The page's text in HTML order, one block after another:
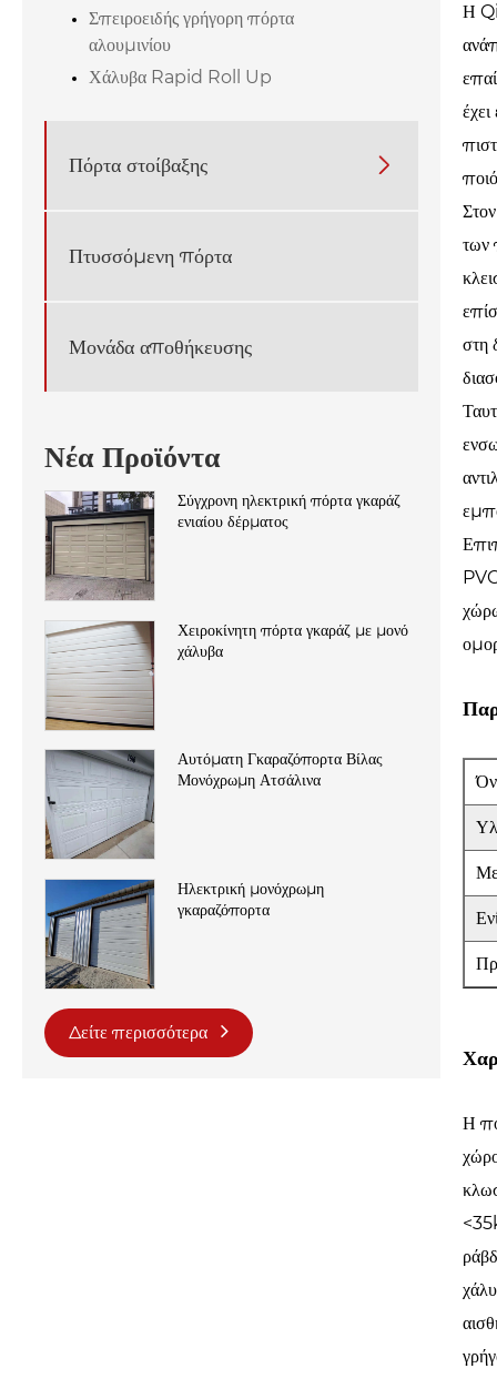
Σπειροειδής γρήγορη πόρτα
αλουμινίου
Χάλυβα Rapid Roll Up
Πόρτα στοίβαξης 
Πτυσσόμενη πόρτα
Μονάδα αποθήκευσης
Νέα Προϊόντα
Σύγχρονη ηλεκτρική πόρτα γκαράζ
ενιαίου δέρματος
Χειροκίνητη πόρτα γκαράζ με μονό
χάλυβα
Αυτόματη Γκαραζόπορτα Βίλας
Μονόχρωμη Ατσάλινα
Ηλεκτρική μονόχρωμη
γκαραζόπορτα
Δείτε περισσότερα
Η
των
στη
Η